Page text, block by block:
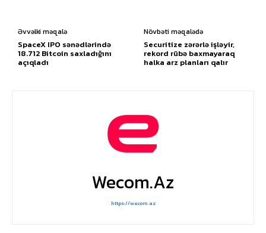
Əvvəlki məqalə
SpaceX IPO sənədlərində
18.712 Bitcoin saxladığını
açıqladı
Növbəti məqalədə
Securitize zərərlə işləyir,
rekord rübə baxmayaraq
halka arz planları qalır
Wecom.az
https://wecom.az